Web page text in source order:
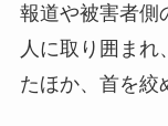
報道や被害者側
人に取り囲まれ
たほか、首を絞